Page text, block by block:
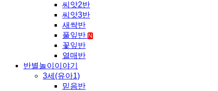
씨앗2반
씨앗3반
새싹반
풀잎반 N
꽃잎반
열매반
반별놀이이야기
3세(유아1)
믿음반